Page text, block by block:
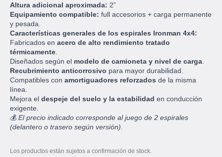
Altura adicional aproximada: 2”
Equipamiento compatible: full accesorios + carga permanente
y pesada.
Características generales de los espirales Ironman 4x4:
Fabricados en acero de alto rendimiento tratado
térmicamente
Diseñados según el modelo de camioneta y nivel de carga
Recubrimiento anticorrosivo para mayor durabilidad.
Compatibles con amortiguadores reforzados de la misma
línea.
Mejora el despeje del suelo y la estabilidad en conducción
exigente.
💰 El precio indicado corresponde al juego de 2 espirales
(delantero o trasero según versión).
Los productos están sujetos a confirmación de stock.